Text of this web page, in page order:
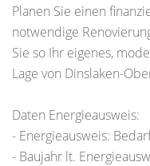
Planen Sie einen
notwendige
Sie so Ihr eigenes,
Lage von Dinslaken-
Daten Energieausweis:
- Energieausweis:
- Baujahr lt.